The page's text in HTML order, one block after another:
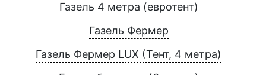
Газель 4 метра (евротент)
Газель Фермер
Газель Фермер LUX (Тент, 4 метра)